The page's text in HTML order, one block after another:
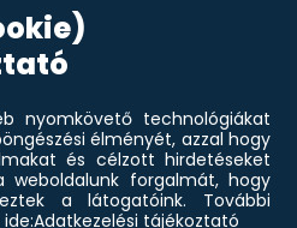
ELEM JOBBOS
600Ft
nyomkövető technológiákat
élményét, azzal hogy
és célzott hirdetéseket
forgalmát, hogy
a látogatóink.
További
Adatkezelési tájékoztató